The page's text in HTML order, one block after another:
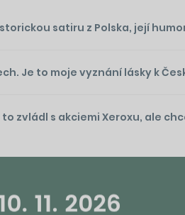
satiru z Polska, její
Je to moje vyznání lásky k
zvládl s akciemi Xeroxu, ale